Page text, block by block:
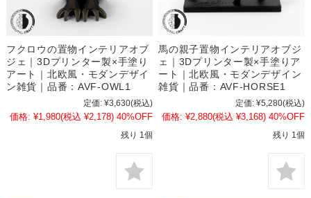
フクロウの置物インテリアオブ
ジェ｜3Dプリンター製×手塗り
アート｜北欧風・モダンデザイ
ン雑貨｜品番：AVF-OWL1
定価: ¥3,630(税込)
価格: ¥1,980(税込 ¥2,178) 40%OFF
残り 1個
馬の親子置物インテリアオブジ
ェ｜3Dプリンター製×手塗りア
ート｜北欧風・モダンデザイン
雑貨｜品番：AVF-HORSE1
定価: ¥5,280(税込)
価格: ¥2,880(税込 ¥3,168) 40%OFF
残り 1個